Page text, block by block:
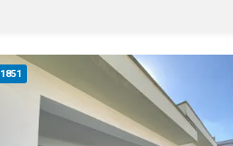
m2 >>> VALOR: R$ 1.260.000,00
1851